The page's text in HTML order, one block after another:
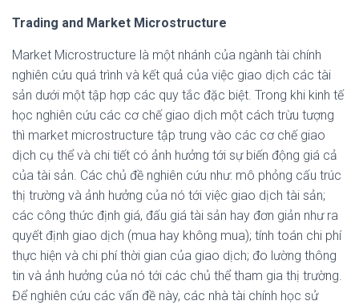
Trading and Market Microstructure
Market Microstructure là một nhánh của ngành tài chính
nghiên cứu quá trình và kết quả của việc giao dịch các tài
sản dưới một tập hợp các quy tắc đặc biệt. Trong khi kinh tế
học nghiên cứu các cơ chế giao dịch một cách trừu tượng
thì market microstructure tập trung vào các cơ chế giao
dịch cụ thể và chi tiết có ảnh hưởng tới sự biến động giá cả
của tài sản. Các chủ đề nghiên cứu như: mô phỏng cấu trúc
thị trường và ảnh hưởng của nó tới việc giao dịch tài sản;
các công thức định giá, đấu giá tài sản hay đơn giản như ra
quyết định giao dịch (mua hay không mua); tính toán chi phí
thực hiện và chi phí thời gian của giao dịch; đo lường thông
tin và ảnh hưởng của nó tới các chủ thể tham gia thị trường.
Để nghiên cứu các vấn đề này, các nhà tài chính học sử